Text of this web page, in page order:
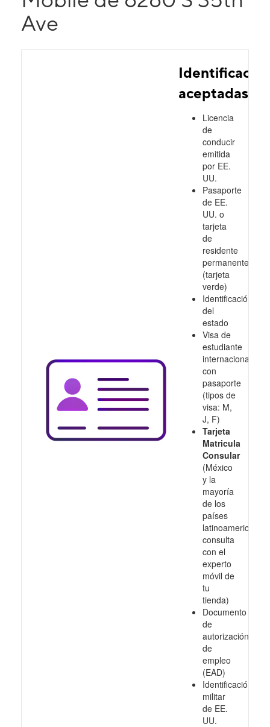
Ave
aceptadas
Licencia
de
conducir
emitida
por EE.
UU.
Pasaporte
de EE.
UU. o
tarjeta
de
residente
permanente
(tarjeta
verde)
Identificación
del
estado
Visa de
estudiante
internacional
con
pasaporte
(tipos de
visa: M,
J, F)
Tarjeta
Matricula
Consular
(México
y la
mayoría
de los
países
latinoamericanos,
consulta
con el
experto
móvil de
tu
tienda)
Documento
de
autorización
de
empleo
(EAD)
Identificación
militar
de EE.
UU.